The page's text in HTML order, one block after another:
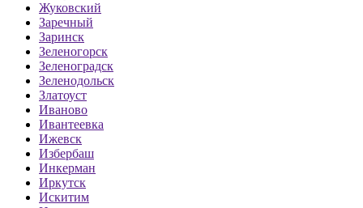
Жуковский
Заречный
Заринск
Зеленогорск
Зеленоградск
Зеленодольск
Златоуст
Иваново
Ивантеевка
Ижевск
Избербаш
Инкерман
Иркутск
Искитим